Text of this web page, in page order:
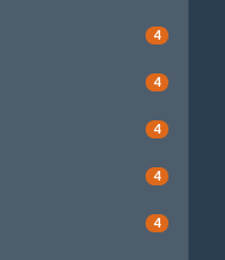
4
4
4
4
4